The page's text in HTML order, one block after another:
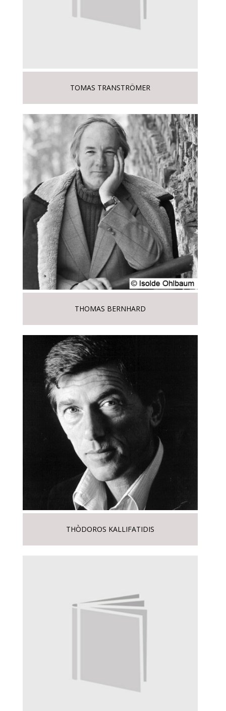
TOMAS TRANSTRÖMER
THOMAS BERNHARD
THÒDOROS KALLIFATIDIS